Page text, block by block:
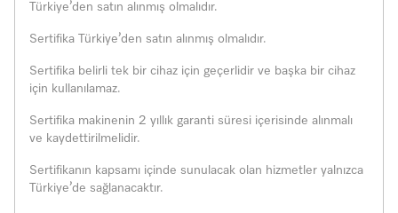
Türkiye’den satın alınmış olmalıdır.
Sertifika Türkiye’den satın alınmış olmalıdır.
Sertifika belirli tek bir cihaz için geçerlidir ve başka bir cihaz
için kullanılamaz.
Sertifika makinenin 2 yıllık garanti süresi içerisinde alınmalı
ve kaydettirilmelidir.
Sertifikanın kapsamı içinde sunulacak olan hizmetler yalnızca
Türkiye’de sağlanacaktır.